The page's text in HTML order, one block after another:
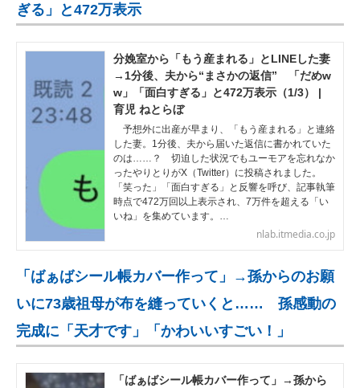
ぎる」と472万表示
分娩室から「もう産まれる」とLINEした妻
→1分後、夫から“まさかの返信” 「だめw
w」「面白すぎる」と472万表示（1/3） |
育児 ねとらぼ
予想外に出産が早まり、「もう産まれる」と連絡
した妻。1分後、夫から届いた返信に書かれていた
のは……？ 切迫した状況でもユーモアを忘れなか
ったやりとりがX（Twitter）に投稿されました。
「笑った」「面白すぎる」と反響を呼び、記事執筆
時点で472万回以上表示され、7万件を超える「い
いね」を集めています。…
nlab.itmedia.co.jp
「ばぁばシール帳カバー作って」→孫からのお願
いに73歳祖母が布を縫っていくと…… 孫感動の
完成に「天才です」「かわいいすごい！」
「ばぁばシール帳カバー作って」→孫から